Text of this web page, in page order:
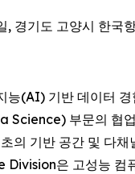
경기도 고양시 한국
능(AI) 기반 데이터
Science) 부문의 협
기반 공간 및 다
은 고성능 컴